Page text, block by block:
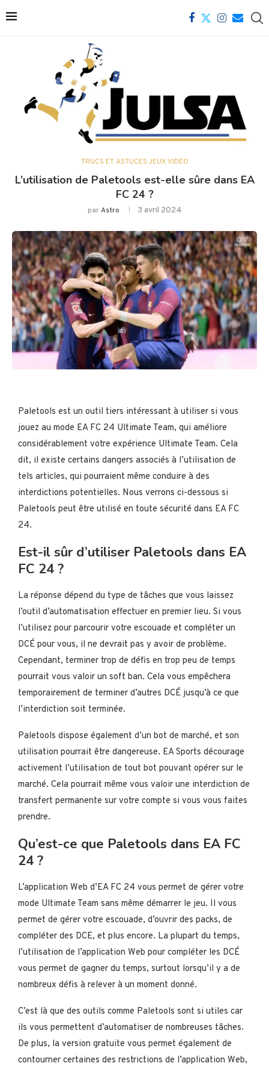
TRUCS ET ASTUCES JEUX VIDÉO
L’utilisation de Paletools est-elle sûre dans EA
FC 24 ?
parAstro 3 avril 2024
Paletools est un outil tiers intéressant à utiliser si vous
jouez au mode EA FC 24 Ultimate Team, qui améliore
considérablement votre expérience Ultimate Team. Cela
dit, il existe certains dangers associés à l’utilisation de
tels articles, qui pourraient même conduire à des
interdictions potentielles. Nous verrons ci-dessous si
Paletools peut être utilisé en toute sécurité dans EA FC
24.
Est-il sûr d’utiliser Paletools dans EA
FC 24 ?
La réponse dépend du type de tâches que vous laissez
l’outil d’automatisation effectuer en premier lieu. Si vous
l’utilisez pour parcourir votre escouade et compléter un
DCÉ pour vous, il ne devrait pas y avoir de problème.
Cependant, terminer trop de défis en trop peu de temps
pourrait vous valoir un soft ban. Cela vous empêchera
temporairement de terminer d’autres DCÉ jusqu’à ce que
l’interdiction soit terminée.
Paletools dispose également d’un bot de marché, et son
utilisation pourrait être dangereuse. EA Sports décourage
activement l’utilisation de tout bot pouvant opérer sur le
marché. Cela pourrait même vous valoir une interdiction de
transfert permanente sur votre compte si vous vous faites
prendre.
Qu’est-ce que Paletools dans EA FC
24 ?
L’application Web d’EA FC 24 vous permet de gérer votre
mode Ultimate Team sans même démarrer le jeu. Il vous
permet de gérer votre escouade, d’ouvrir des packs, de
compléter des DCE, et plus encore. La plupart du temps,
l’utilisation de l’application Web pour compléter les DCÉ
vous permet de gagner du temps, surtout lorsqu’il y a de
nombreux défis à relever à un moment donné.
C’est là que des outils comme Paletools sont si utiles car
ils vous permettent d’automatiser de nombreuses tâches.
De plus, la version gratuite vous permet également de
contourner certaines des restrictions de l’application Web,